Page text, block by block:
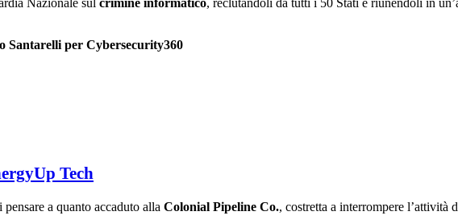
Nazionale sul crimine informatico, reclutandoli da tutti i 50 Stati e riunendoli in
Santarelli per Cybersecurity360
Tech
a quanto accaduto alla Colonial Pipeline Co., costretta a interrompere l’attività